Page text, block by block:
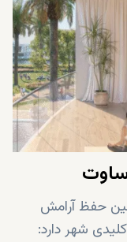
عین حفظ آرامش
شهر دارد: